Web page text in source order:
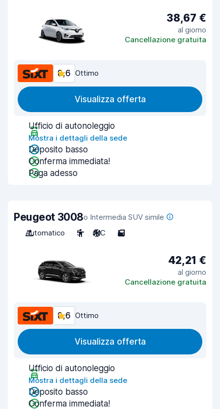
38,67 €
al giorno
Cancellazione gratuita
8,6 Ottimo
Visualizza offerta
Ufficio di autonoleggio
Mostra i dettagli della sede
Deposito basso
Conferma immediata!
Paga adesso
Peugeot 3008o Intermedia SUV simile
Automatico
5 A/C 5
42,21 €
al giorno
Cancellazione gratuita
8,6 Ottimo
Visualizza offerta
Ufficio di autonoleggio
Mostra i dettagli della sede
Deposito basso
Conferma immediata!